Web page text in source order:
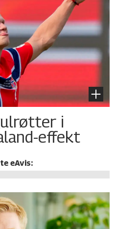
i
effekt
eAvis: